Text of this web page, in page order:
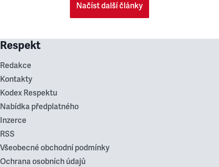
Načíst další články
Respekt
Redakce
Kontakty
Kodex Respektu
Nabídka předplatného
Inzerce
RSS
Všeobecné obchodní podmínky
Ochrana osobních údajů